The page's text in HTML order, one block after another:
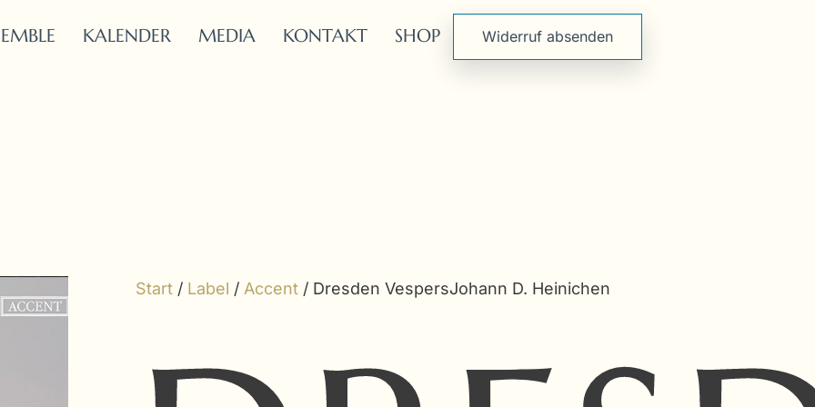
KALENDER MEDIA KONTAKT SHOP Widerruf absenden
Start / Label / Accent / Dresden VespersJohann D. Heinichen